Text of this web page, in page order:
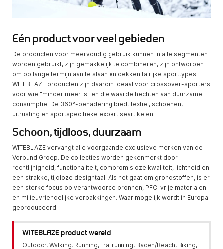
Eén product voor veel gebieden
De producten voor meervoudig gebruik kunnen in alle segmenten
worden gebruikt, zijn gemakkelijk te combineren, zijn ontworpen
om op lange termijn aan te slaan en dekken talrijke sporttypes.
WITEBLAZE producten zijn daarom ideaal voor crossover-sporters
voor wie "minder meer is" en die waarde hechten aan duurzame
consumptie. De 360°-benadering biedt textiel, schoenen,
uitrusting en sportspecifieke expertiseartikelen.
Schoon, tijdloos, duurzaam
WITEBLAZE vervangt alle voorgaande exclusieve merken van de
Verbund Groep. De collecties worden gekenmerkt door
rechtlijnigheid, functionaliteit, compromisloze kwaliteit, lichtheid en
een strakke, tijdloze designtaal. Als het gaat om grondstoffen, is er
een sterke focus op verantwoorde bronnen, PFC-vrije materialen
en milieuvriendelijke verpakkingen. Waar mogelijk wordt in Europa
geproduceerd.
WITEBLAZE product wereld
Outdoor, Walking, Running, Trailrunning, Baden/Beach, Biking,